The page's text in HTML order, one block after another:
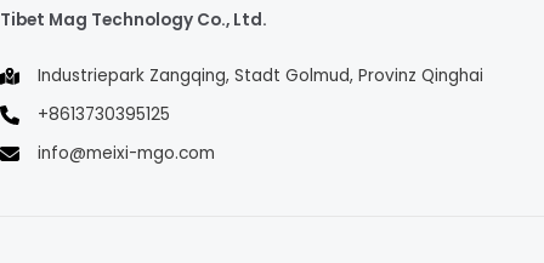
Tibet Mag Technology Co., Ltd.
Industriepark Zangqing, Stadt Golmud, Provinz Qinghai
+8613730395125
info@meixi-mgo.com